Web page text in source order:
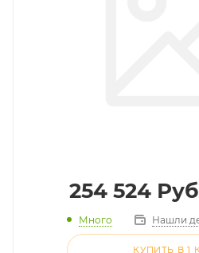
254 524
Много Нашли
КУПИТЬ В 1